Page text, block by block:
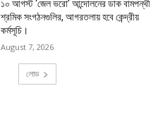
১০ আগস্ট ‘জেল ভরো’ আন্দোলনের ডাক বামপন্থী
শ্রমিক সংগঠনগুলির, আগরতলায় হবে কেন্দ্রীয়
কর্মসূচি।
August 7, 2026
লোড